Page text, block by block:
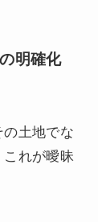
明確化
土地でな
れが曖昧